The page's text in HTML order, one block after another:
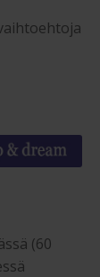
(60